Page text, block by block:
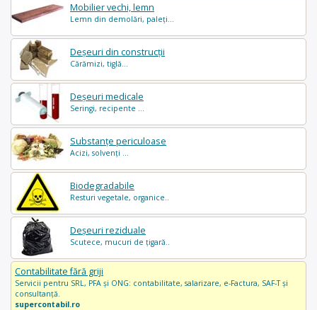
Mobilier vechi, lemn
Lemn din demolări, paleți...
Deșeuri din construcții
Cărămizi, tiglă...
Deșeuri medicale
Seringi, recipente ...
Substanțe periculoase
Acizi, solvenți ...
Biodegradabile
Resturi vegetale, organice..
Deșeuri reziduale
Scutece, mucuri de țigară..
Contabilitate fără griji
Servicii pentru SRL, PFA și ONG: contabilitate, salarizare, e-Factura, SAF-T și
consultanță.
supercontabil.ro